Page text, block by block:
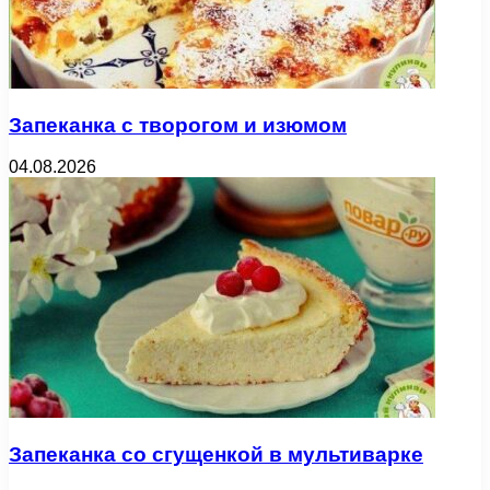
Запеканка с творогом и изюмом
04.08.2026
Запеканка со сгущенкой в мультиварке